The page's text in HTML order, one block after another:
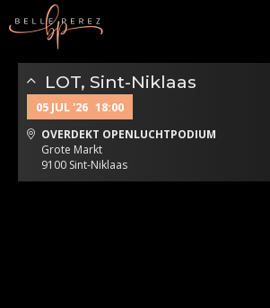
LOT, Sint-Niklaas
05 JUL '26 18:00
OVERDEKT OPENLUCHTPODIUM
Grote Markt
9100 Sint-Niklaas